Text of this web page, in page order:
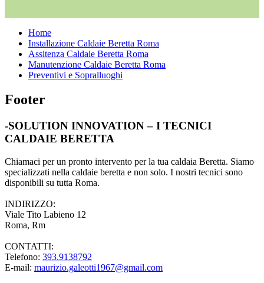
Home
Installazione Caldaie Beretta Roma
Assitenza Caldaie Beretta Roma
Manutenzione Caldaie Beretta Roma
Preventivi e Sopralluoghi
Footer
-SOLUTION INNOVATION – I TECNICI
CALDAIE BERETTA
Chiamaci per un pronto intervento per la tua caldaia Beretta. Siamo
specializzati nella caldaie beretta e non solo. I nostri tecnici sono
disponibili su tutta Roma.
INDIRIZZO:
Viale Tito Labieno 12
Roma, Rm
CONTATTI:
Telefono: 393.9138792
E-mail: maurizio.galeotti1967@gmail.com